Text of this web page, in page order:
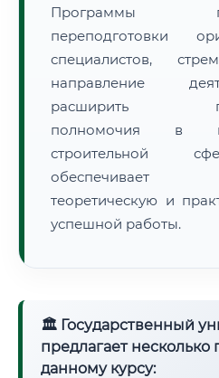
• Маршрут транзита:
• Экспресс-доставка СДЭК / Почтой:
📜 Документы и аккредитация
Нажмите на документ для
Программы
переподготовки
специалистов,
направление
расширить
полномочия в
строительной
обеспечивает
теоретическую и
успешной работы.
🏛 Государственный
предлагает
данному курсу: